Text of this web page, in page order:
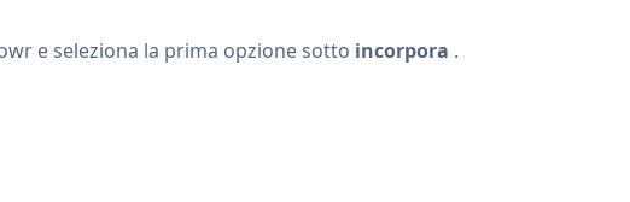
e seleziona la prima opzione sotto incorpora .